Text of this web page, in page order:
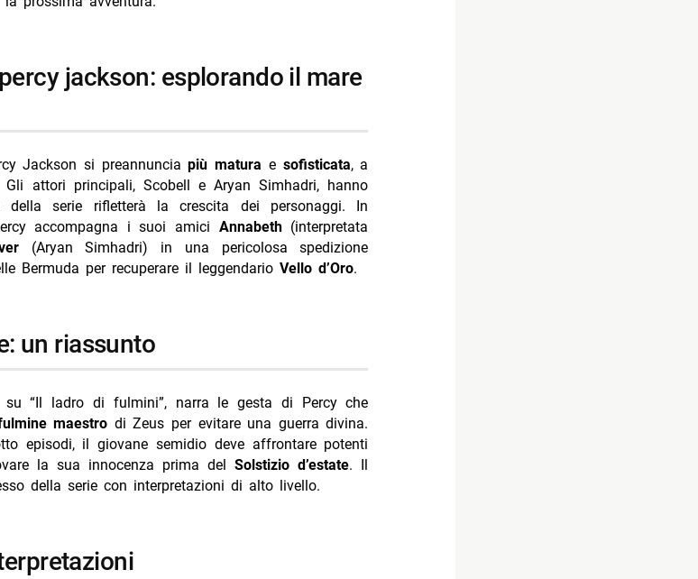
Jackson si preannunciapiù matura e sofisticata, a
attori principali, Scobell e Aryan Simhadri, hanno
della serie rifletterà la crescita dei personaggi. In
accompagna i suoi amici Annabeth(interpretata
(Aryan Simhadri) in una pericolosa spedizione
Bermuda per recuperare il leggendario Vello d’Oro.
un riassunto
su “Il ladro di fulmini”, narra le gesta di Percy che
maestro di Zeus per evitare una guerra divina.
episodi, il giovane semidio deve affrontare potenti
la sua innocenza prima delSolstizio d’estate. Il
della serie con interpretazioni di alto livello.